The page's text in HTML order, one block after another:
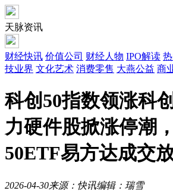
天脉资讯
财经快讯 价值公司 财经人物 IPO解读
技业界 文化艺术 消费零售 大燕公益 商
科创50指数领涨科
力硬件股掀涨停潮
50ETF易方达成交
2026-04-30来源：快讯编辑：瑞雪